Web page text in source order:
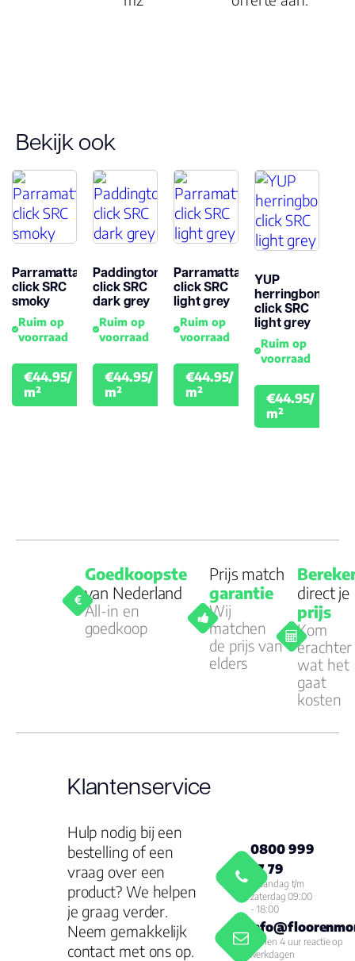
Bekijk ook
Parramatta
click SRC
smoky
Ruim op
voorraad
€44.95/
m²
€49.95
Paddington
click SRC
dark grey
Ruim op
voorraad
€44.95/
m²
€49.95
Parramatta
click SRC
light grey
Ruim op
voorraad
€44.95/
m²
€49.95
YUP
herringbone
click SRC
light grey
Ruim op
voorraad
€44.95/
m²
Goedkoopste
van Nederland
All-in en
goedkoop
Prijs match
garantie
Wij
matchen
de prijs van
elders
direct je
prijs
Kom
erachter
wat het
gaat
kosten
Klantenservice
Hulp nodig bij een
bestelling of een
vraag over een
product? We helpen
je graag verder.
Neem gemakkelijk
contact met ons op.
0800 999
77 79
Maandag t/m
zaterdag 09:00
- 18:00
Binnen 4 uur reactie op
werkdagen